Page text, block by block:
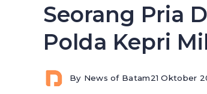
Seorang Pria
Polda Kepri
By News of Batam21 Oktober